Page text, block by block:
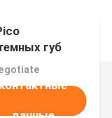
губ